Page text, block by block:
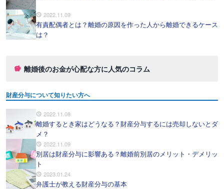
2022.11.09
有責配偶者とは？離婚の原因を作った人から離婚できるケース
は？
離婚後のお金が心配な方に人気のコラム
財産分与について知りたい方へ
2022.11.08
離婚するとき家はどうなる？財産分与するには売却しないとダ
メ？
2022.11.09
別居は財産分与に影響ある？離婚前別居のメリット・デメリッ
ト
2023.01.24
弁護士が教える財産分与の基本